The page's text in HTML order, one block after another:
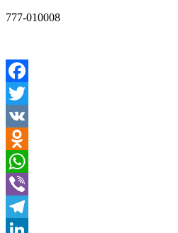
777-010008
Facebook
Twitter
VK
Odnoklassniki
WhatsApp
Viber
Telegram